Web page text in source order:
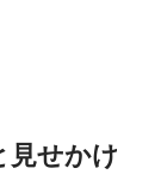
見せかけ